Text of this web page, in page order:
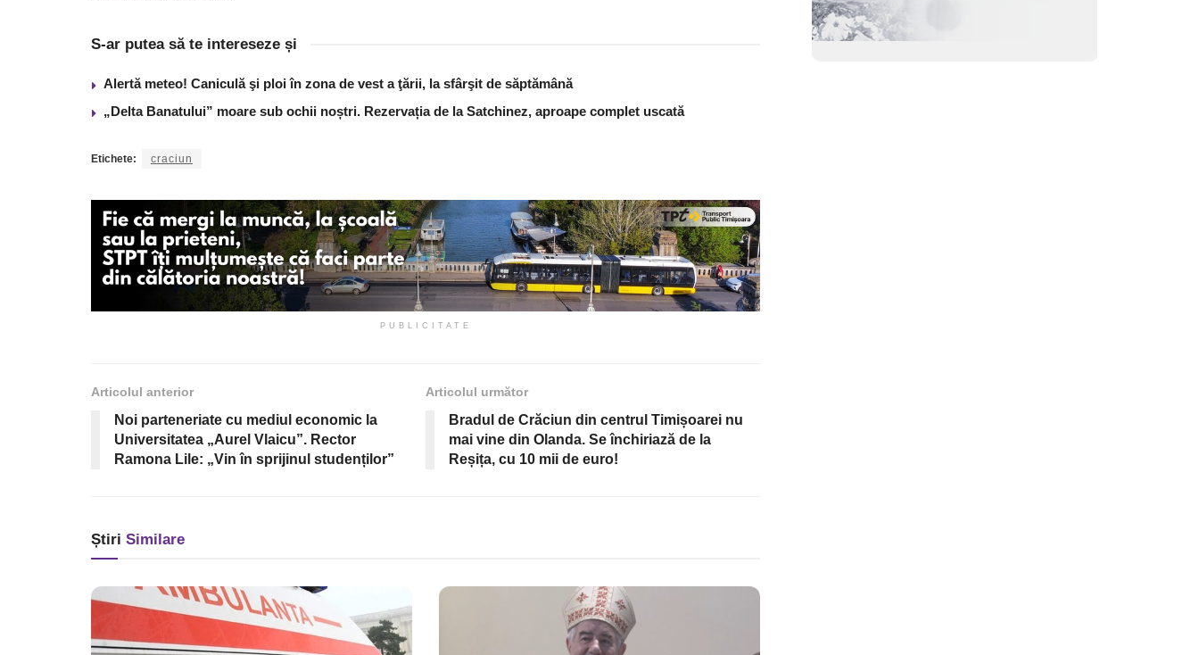
S-ar putea să te intereseze și
Alertă meteo! Caniculă şi ploi în zona de vest a ţării, la sfârşit de săptămână
„Delta Banatului” moare sub ochii noștri. Rezervația de la Satchinez, aproape complet uscată
Etichete: craciun
PUBLICITATE
Articolul anterior
Noi parteneriate cu mediul economic la
Universitatea „Aurel Vlaicu”. Rector
Ramona Lile: „Vin în sprijinul studenților”
Articolul următor
Bradul de Crăciun din centrul Timișoarei nu
mai vine din Olanda. Se închiriază de la
Reșița, cu 10 mii de euro!
Știri Similare